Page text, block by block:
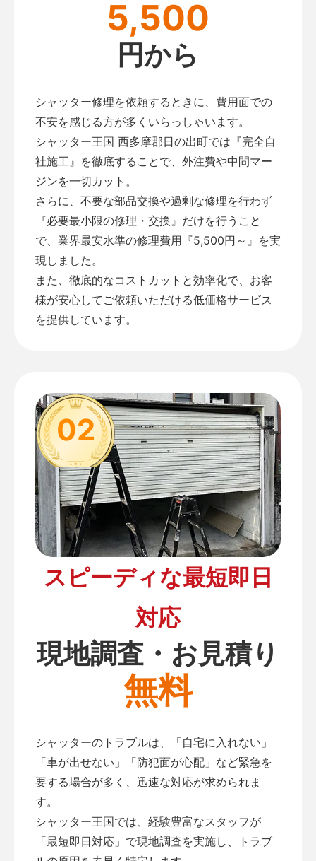
5,500
円から
シャッター修理を依頼するときに、費用面での
不安を感じる方が多くいらっしゃいます。
シャッター王国 西多摩郡日の出町では『完全自
社施工』を徹底することで、外注費や中間マー
ジンを一切カット。
さらに、不要な部品交換や過剰な修理を行わず
『必要最小限の修理・交換』だけを行うこと
で、業界最安水準の修理費用『5,500円～』を実
現しました。
また、徹底的なコストカットと効率化で、お客
様が安心してご依頼いただける低価格サービス
を提供しています。
02
スピーディな最短即日
対応
現地調査・お見積り
無料
シャッターのトラブルは、「自宅に入れない」
「車が出せない」「防犯面が心配」など緊急を
要する場合が多く、迅速な対応が求められま
す。
シャッター王国では、経験豊富なスタッフが
「最短即日対応」で現地調査を実施し、トラブ